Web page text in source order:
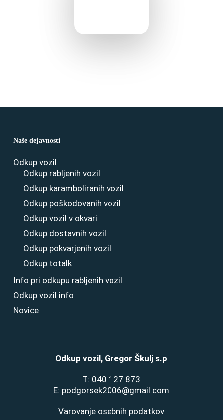
Naše dejavnosti
Odkup vozil
Odkup rabljenih vozil
Odkup karamboliranih vozil
Odkup poškodovanih vozil
Odkup vozil v okvari
Odkup dostavnih vozil
Odkup pokvarjenih vozil
Odkup totalk
Info pri odkupu rabljenih vozil
Odkup vozil info
Novice
Odkup vozil, Gregor Škulj s.p
T: 040 127 873
E: podgorsek2006@gmail.com
Varovanje osebnih podatkov